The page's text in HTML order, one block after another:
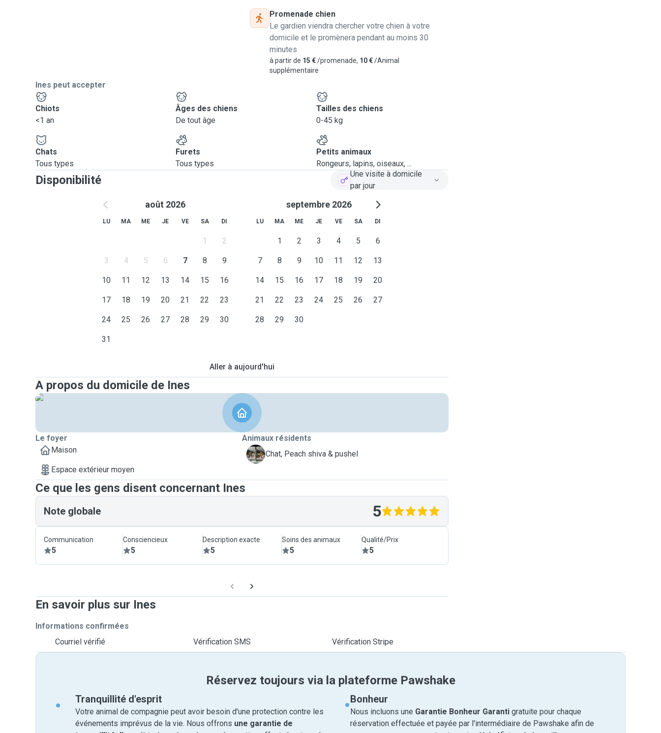
Promenade chien
Le gardien viendra chercher votre chien à votre
domicile et le promènera pendant au moins 30
minutes
à partir de 15 €/promenade, 10 €/Animal
supplémentaire
Ines peut accepter
Chiots
<1 an
Âges des chiens
De tout âge
Tailles des chiens
0-45 kg
Chats
Tous types
Furets
Tous types
Petits animaux
Rongeurs, lapins, oiseaux, ...
Disponibilité
Une visite à domicile
par jour
août 2026
LU MA ME JE VE SA DI
1 2
3 4 5 6 7 8 9
10 11 12 13 14 15 16
17 18 19 20 21 22 23
24 25 26 27 28 29 30
31
septembre 2026
LU MA ME JE VE SA DI
1 2 3 4 5 6
7 8 9 10 11 12 13
14 15 16 17 18 19 20
21 22 23 24 25 26 27
28 29 30
Aller à aujourd'hui
A propos du domicile de Ines
Le foyer
Maison
Espace extérieur moyen
Animaux résidents
P
Chat, Peach shiva & pushel
Ce que les gens disent concernant Ines
Note globale 5
Communication
5
Consciencieux
5
Description exacte
5
Soins des animaux
5
Qualité/Prix
5
En savoir plus sur Ines
Informations confirmées
Courriel vérifié
Vérification SMS Vérification Stripe
Réservez toujours via la plateforme Pawshake
Tranquillité d'esprit
Votre animal de compagnie peut avoir besoin d'une protection contre les
événements imprévus de la vie. Nous offrons une garantie de
Bonheur
Nous incluons une Garantie Bonheur Garanti gratuite pour chaque
réservation effectuée et payée par l'intermédiaire de Pawshake afin de